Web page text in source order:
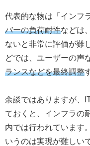
代表的な物は「インフ
バーの負荷耐性などは
ないと非常に評価が難
どでは、ユーザーの声
ランスなどを最終調整
余談ではありますが、
ておくと、インフラの
内では行われています
いうのは実現が難しい